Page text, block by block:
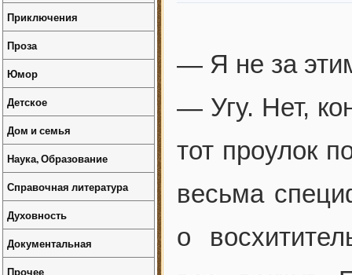
— Я не за
— Угу. Нет,
тот проулок
весьма
о
Приключения
Проза
Юмор
Детское
Дом и семья
Наука, Образование
Справочная литература
Духовность
Документальная
Прочее